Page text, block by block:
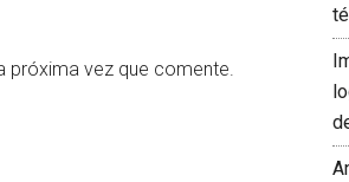
próxima vez que comente.